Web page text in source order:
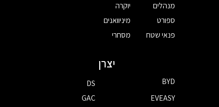
מנהלים
ספורט
פנאי שטח
יוקרה
מיניוואנים
מסחרי
יצרן
BYD
DS
EVEASY
GAC